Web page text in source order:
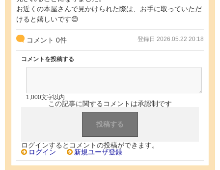
お近くの本屋さんで見かけられた際は、お手に取っていただ
けると嬉しいです😊
コメント 0件 登録日 2026.05.22 20:18
コメントを投稿する
1,000文字以内
この記事に関するコメントは承認制です
ログインするとコメントの投稿ができます。
ログイン
新規ユーザ登録